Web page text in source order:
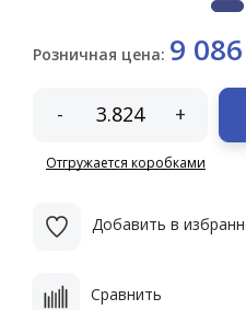
Розничная цена: 9
- +
Отгружается коробками
Добавить в
Сравнить